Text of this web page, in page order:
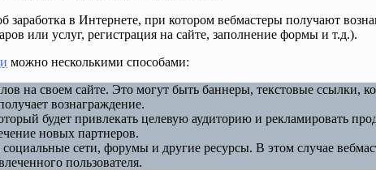
заработка в Интернете, при котором вебмастеры получают
или услуг, регистрация на сайте, заполнение формы и т.д.).
можно несколькими способами:
на своем сайте. Это могут быть баннеры, текстовые ссылки,
вознаграждение.
будет привлекать целевую аудиторию и рекламировать
новых партнеров.
социальные сети, форумы и другие ресурсы. В этом случае
пользователя.